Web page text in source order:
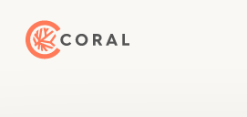
トップページへ戻る